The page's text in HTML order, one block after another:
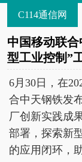
C114通信网
中国移动联
型工业控制”
6月30日，在
合中天钢铁发
厂创新实践成
部署，探索新
的应用闭环，